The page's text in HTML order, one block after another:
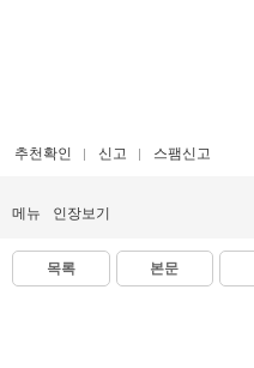
추천확인 신고 스팸신고
메뉴 인장보기
목록 본문